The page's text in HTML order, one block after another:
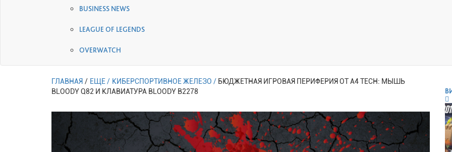
BUSINESS NEWS
LEAGUE OF LEGENDS
OVERWATCH
ГЛАВНАЯ / ЕЩЕ / КИБЕРСПОРТИВНОЕ ЖЕЛЕЗО / БЮДЖЕТНАЯ ИГРОВАЯ ПЕРИФЕРИЯ ОТ A4 TECH: МЫШЬ
BLOODY Q82 И КЛАВИАТУРА BLOODY B2278